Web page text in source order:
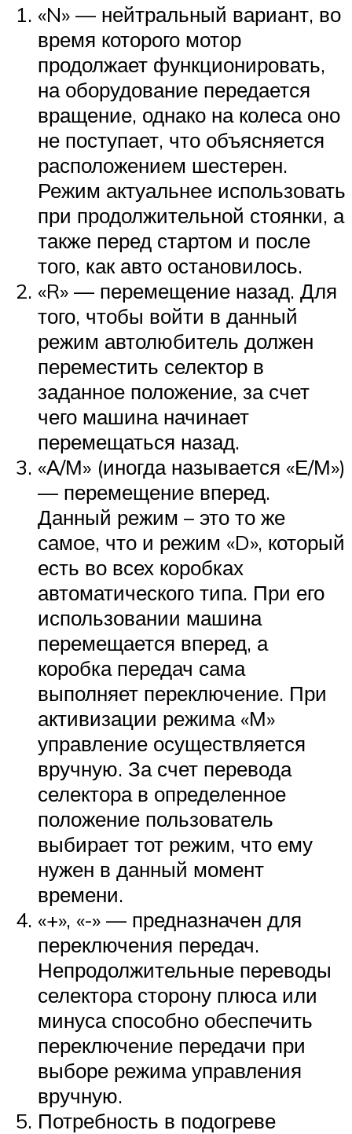
«N» — нейтральный вариант, во
время которого мотор
продолжает функционировать,
на оборудование передается
вращение, однако на колеса оно
не поступает, что объясняется
расположением шестерен.
Режим актуальнее использовать
при продолжительной стоянки, а
также перед стартом и после
того, как авто остановилось.
«R» — перемещение назад. Для
того, чтобы войти в данный
режим автолюбитель должен
переместить селектор в
заданное положение, за счет
чего машина начинает
перемещаться назад.
«А/М» (иногда называется «Е/М»)
— перемещение вперед.
Данный режим – это то же
самое, что и режим «D», который
есть во всех коробках
автоматического типа. При его
использовании машина
перемещается вперед, а
коробка передач сама
выполняет переключение. При
активизации режима «М»
управление осуществляется
вручную. За счет перевода
селектора в определенное
положение пользователь
выбирает тот режим, что ему
нужен в данный момент
времени.
«+», «-» — предназначен для
переключения передач.
Непродолжительные переводы
селектора сторону плюса или
минуса способно обеспечить
переключение передачи при
выборе режима управления
вручную.
Потребность в подогреве